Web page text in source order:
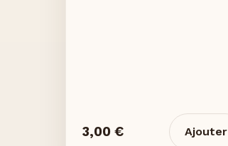
3,00 € Ajouter